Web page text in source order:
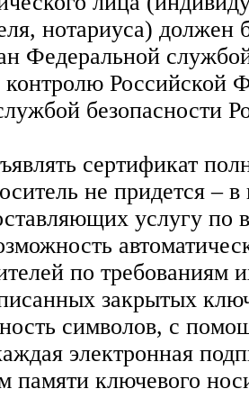
нотариуса) должен
Федеральной
контролю Российской
безопасности
сертификат
не придется – в
услугу
по требованиям
закрытых
символов, с
электронная
памяти ключевого